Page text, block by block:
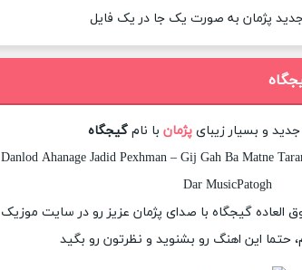
پژمان به صورت یک جا در یک فایل
جدید و بسیار زیبایپژمان با نامگیجگاه
Danlod Ahanage Jadid Pexhman – Gij Gah Ba Matne
Dar MusicPatogh
العاده گیجگاه با صدای پژمان عزیز رو در سایت موزیک
حتما این اهنگ رو بشنوید و نظرتون رو بگید